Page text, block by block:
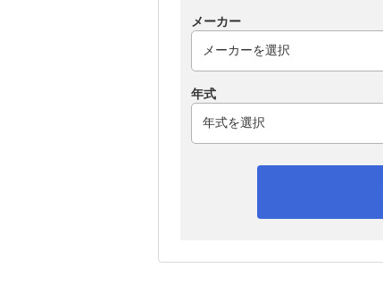
メーカー
年式